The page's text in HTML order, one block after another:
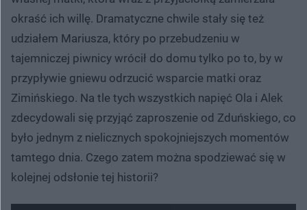
okraść ich willę. Dramatyczne chwile stały się też
udziałem Mariusza, który po przebudzeniu w
tajemniczej piwnicy wrócił do domu tylko po to, by w
przypływie gniewu odrzucić wsparcie matki oraz
Zimińskiego. Na tle tych wszystkich napięć Ola i Alek
zdecydowali się przyjąć zaproszenie od Zduńskiego, co
było jednym z nielicznych spokojniejszych momentów
tamtego dnia. Czego zatem można spodziewać się w
kolejnej odsłonie tej historii?